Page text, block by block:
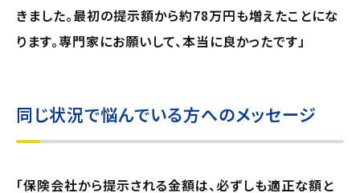
きました。最初の提示額から約78万円も増えたことにな
ります。専門家にお願いして、本当に良かったです」
同じ状況で悩んでいる方へのメッセージ
「保険会社から提示される金額は、必ずしも適正な額と